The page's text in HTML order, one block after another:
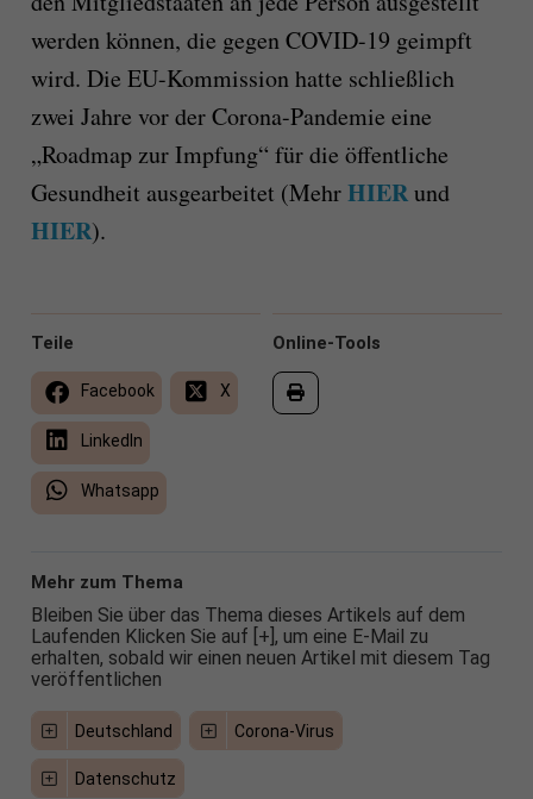
werden können, die gegen COVID-19 geimpft
wird. Die EU-Kommission hatte schließlich
zwei Jahre vor der Corona-Pandemie eine
„Roadmap zur Impfung“ für die öffentliche
Gesundheit ausgearbeitet (MehrHIERund
HIER).
Online-Tools
Teile
Facebook X
LinkedIn
Whatsapp
Mehr zum Thema
Bleiben Sie über das Thema dieses Artikels auf dem
Laufenden Klicken Sie auf [+], um eine E-Mail zu
erhalten, sobald wir einen neuen Artikel mit diesem Tag
veröffentlichen
Deutschland Corona-Virus
Datenschutz